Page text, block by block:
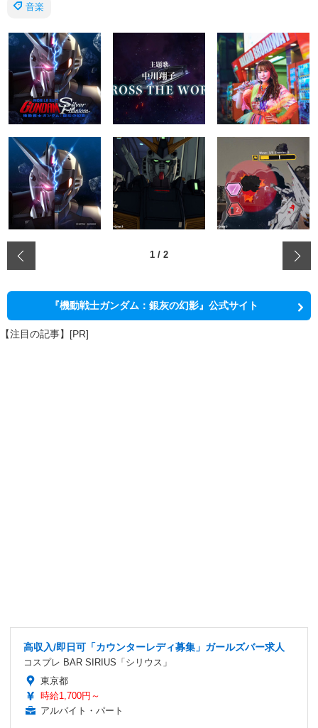
音楽
1 / 2
『機動戦士ガンダム：銀灰の幻影』公式サイト
【注目の記事】[PR]
高収入/即日可「カウンターレディ募集」ガールズバー求人
コスプレ BAR SIRIUS「シリウス」
東京都
時給1,700円～
アルバイト・パート